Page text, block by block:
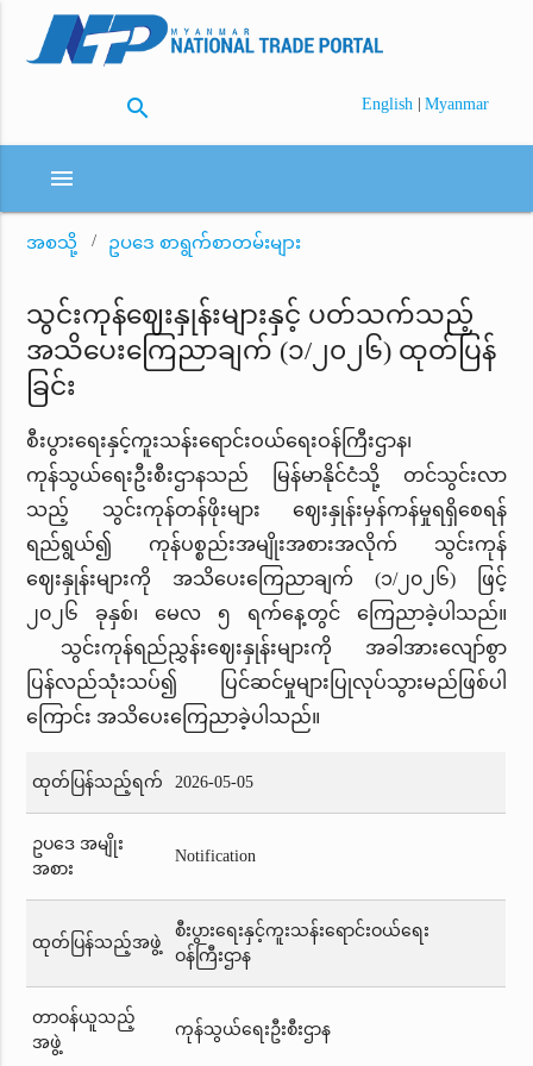
search English | Myanmar
menu
အစသို့ ဥပဒေ စာရွက်စာတမ်းများ
သွင်းကုန်ဈေးနှုန်းများနှင့် ပတ်သက်သည့်
အသိပေးကြေညာချက် (၁/၂၀၂၆) ထုတ်ပြန်
ခြင်း
စီးပွားရေးနှင့်ကူးသန်းရောင်းဝယ်ရေးဝန်ကြီးဌာန၊
ကုန်သွယ်ရေးဦးစီးဌာနသည် မြန်မာနိုင်ငံသို့ တင်သွင်းလာ
သည့် သွင်းကုန်တန်ဖိုးများ ဈေးနှုန်းမှန်ကန်မှုရရှိစေရန်
ရည်ရွယ်၍ ကုန်ပစ္စည်းအမျိုးအစားအလိုက် သွင်းကုန်
ဈေးနှုန်းများကို အသိပေးကြေညာချက် (၁/၂၀၂၆) ဖြင့်
၂၀၂၆ ခုနှစ်၊ မေလ ၅ ရက်နေ့တွင် ကြေညာခဲ့ပါသည်။
သွင်းကုန်ရည်ညွှန်းဈေးနှုန်းများကို အခါအားလျော်စွာ
ပြန်လည်သုံးသပ်၍ ပြင်ဆင်မှုများပြုလုပ်သွားမည်ဖြစ်ပါ
ကြောင်း အသိပေးကြေညာခဲ့ပါသည်။
ထုတ်ပြန်သည့်ရက် 2026-05-05
ဥပဒေ အမျိုး
အစား
Notification
ထုတ်ပြန်သည့်အဖွဲ့
စီးပွားရေးနှင့်ကူးသန်းရောင်းဝယ်ရေး
ဝန်ကြီးဌာန
တာဝန်ယူသည့်
အဖွဲ့
ကုန်သွယ်ရေးဦးစီးဌာန